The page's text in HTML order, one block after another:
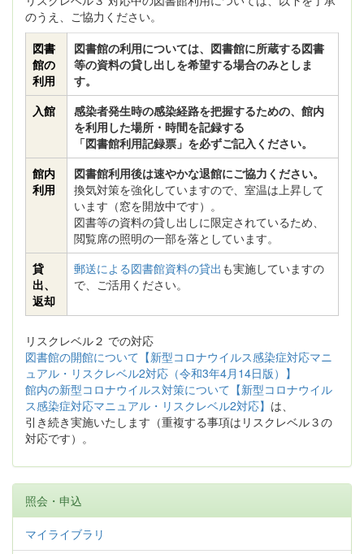
のうえ、ご協力ください。
図書
館の
利用
図書館の利用については、図書館に所蔵する図書
等の資料の貸し出しを希望する場合のみとしま
す。
入館
感染者発生時の感染経路を把握するための、館内
を利用した場所・時間を記録する
「図書館利用記録票」を必ずご記入ください。
館内
利用
図書館利用後は速やかな退館にご協力ください。
換気対策を強化していますので、室温は上昇して
います（窓を開放中です）。
図書等の資料の貸し出しに限定されているため、
閲覧席の照明の一部を落としています。
貸
出、
返却
郵送による図書館資料の貸出 も実施していますの
で、ご活用ください。
リスクレベル２ での対応
図書館の開館について【新型コロナウイルス感染症対応マニ
ュアル・リスクレベル2対応（令和3年4月14日版）】
館内の新型コロナウイルス対策について【新型コロナウイル
ス感染症対応マニュアル・リスクレベル2対応】 は、
引き続き実施いたします（重複する事項はリスクレベル３の
対応です）。
照会・申込
マイライブラリ